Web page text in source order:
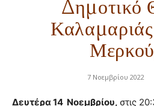
Δημοτικό
7 Νοεμβρίου 2022
Δευτέρα 14 Νοεμβρίου, στις